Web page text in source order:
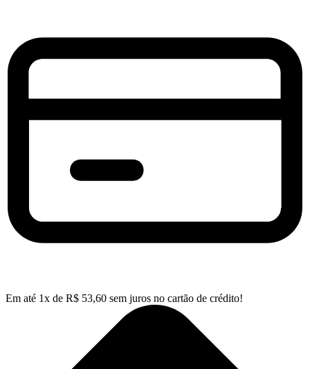
Em até 1x de R$ 53,60 sem juros no cartão de crédito!